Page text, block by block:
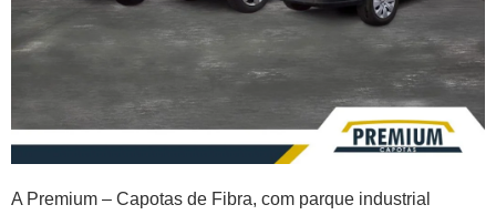
A Premium – Capotas de Fibra, com parque industrial